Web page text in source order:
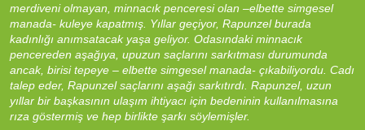
merdiveni olmayan, minnacık penceresi olan –elbette simgesel
manada- kuleye kapatmış. Yıllar geçiyor, Rapunzel burada
kadınlığı anımsatacak yaşa geliyor. Odasındaki minnacık
pencereden aşağıya, upuzun saçlarını sarkıtması durumunda
ancak, birisi tepeye – elbette simgesel manada- çıkabiliyordu. Cadı
talep eder, Rapunzel saçlarını aşağı sarkıtırdı. Rapunzel, uzun
yıllar bir başkasının ulaşım ihtiyacı için bedeninin kullanılmasına
rıza göstermiş ve hep birlikte şarkı söylemişler.